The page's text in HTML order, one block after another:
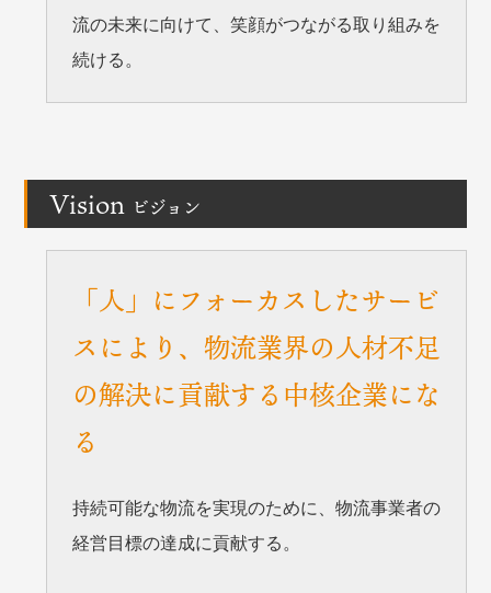
流の未来に向けて、笑顔がつながる取り組みを
続ける。
Vision ビジョン
「人」にフォーカスしたサービ
スにより、 物流業界の人材不足
の解決に貢献する中核企業にな
る
持続可能な物流を実現のために、物流事業者の
経営目標の達成に貢献する。